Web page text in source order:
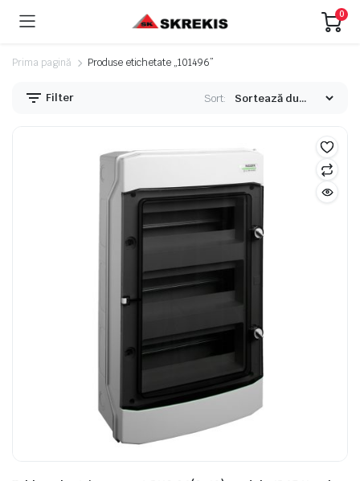
0
Prima pagină Produse etichetate „101496”
Filter Sort: